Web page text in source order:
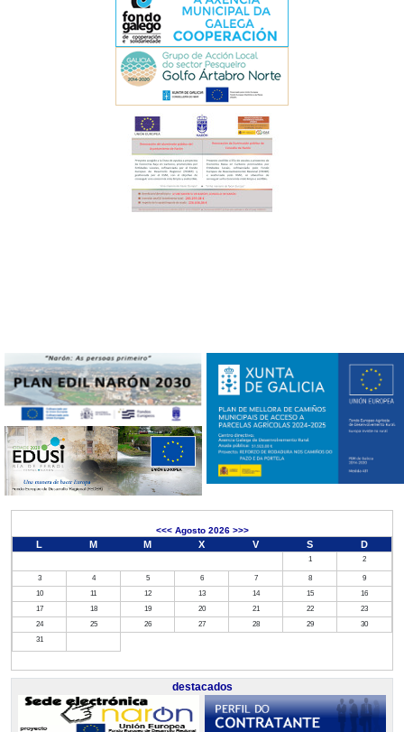
<<<Agosto 2026 >>>
L M M X V S D
1 2
3 4 5 6 7 8
9
10
11 12 13 14 15
16
17
18 19 20 21 22
23
24
25 26 27 28 29
30
31
destacados